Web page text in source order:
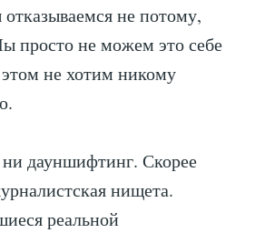
не потому,
просто не можем это себе
не хотим никому
ни дауншифтинг. Скорее
нищета.
реальной